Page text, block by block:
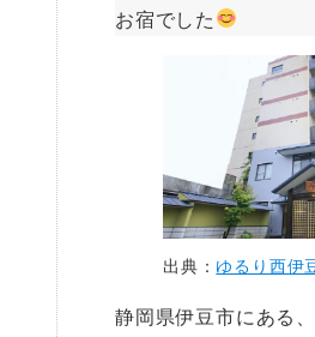
お宿でした
出典： ゆるり西伊
静岡県伊豆市にある